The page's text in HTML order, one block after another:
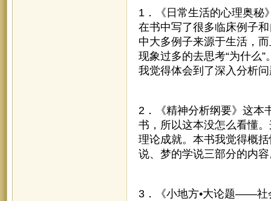
1．《日常生活的心理奥秘
在书中写了很多临床例子
中大多例子来源于生活，
现象过多的去思考“为什么
我觉得体会到了深入分析
2．《精神分析纲要》这本
书，所以这本没怎么看懂
理论成就。本书我觉得概
说、梦的学说三部分的内
3．《小地方•大论题——社